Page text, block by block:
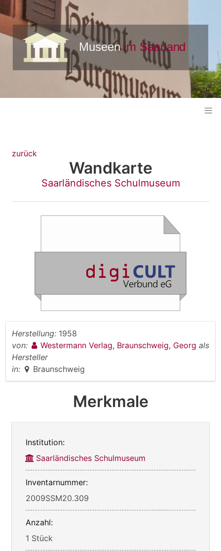
zurück
Wandkarte
Saarländisches Schulmuseum
Herstellung: 1958
von:
Westermann Verlag, Braunschweig, Georg als
Hersteller
in:
Braunschweig
Merkmale
Institution:
Saarländisches Schulmuseum
Inventarnummer:
2009SSM20.309
Anzahl:
1 Stück